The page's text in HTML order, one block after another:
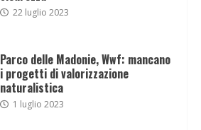
22 luglio 2023
Parco delle Madonie, Wwf: mancano
i progetti di valorizzazione
naturalistica
1 luglio 2023